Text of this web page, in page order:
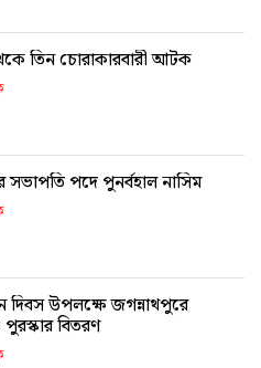
তিন চোরাকারবারী আটক
সভাপতি পদে পুনর্বহাল নাসিম
উপলক্ষে জগন্নাথপুরে
বিতরণ